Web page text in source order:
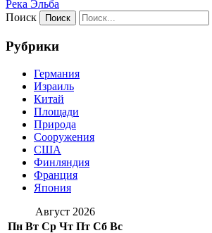
Река Эльба
Поиск
Рубрики
Германия
Израиль
Китай
Площади
Природа
Сооружения
США
Финляндия
Франция
Япония
Август 2026
Пн Вт Ср Чт Пт Сб Вс